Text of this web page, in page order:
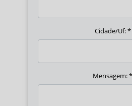
Cidade/Uf:*
Mensagem:*